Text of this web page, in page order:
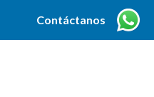
Contáctanos